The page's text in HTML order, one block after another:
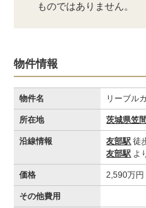
ものではありません。
物件情報
物件名 リーブル
所在地 茨城県笠
沿線情報 友部駅 徒
友部駅 よ
価格 2,590万円
その他費用